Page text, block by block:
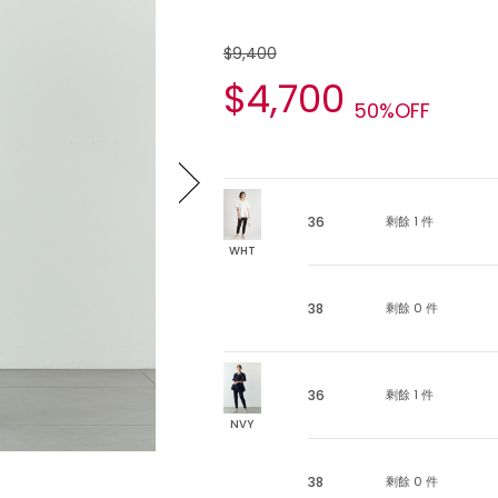
$9,400
$4,700 50%OFF
WHT
36 剩餘 1 件
38 剩餘 0 件
NVY
36 剩餘 1 件
38 剩餘 0 件